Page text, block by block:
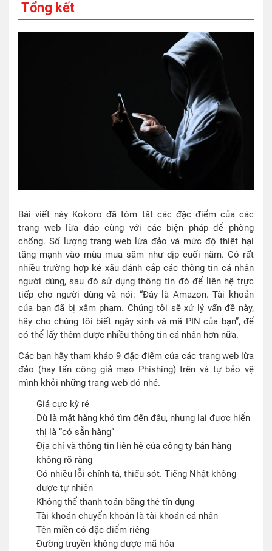
Tổng kết
Bài viết này Kokoro đã tóm tắt các đặc điểm của các
trang web lừa đảo cùng với các biện pháp để phòng
chống. Số lượng trang web lừa đảo và mức độ thiệt hại
tăng mạnh vào mùa mua sắm như dịp cuối năm. Có rất
nhiều trường hợp kẻ xấu đánh cắp các thông tin cá nhân
người dùng, sau đó sử dụng thông tin đó để liên hệ trực
tiếp cho người dùng và nói: “Đây là Amazon. Tài khoản
của bạn đã bị xâm phạm. Chúng tôi sẽ xử lý vấn đề này,
hãy cho chúng tôi biết ngày sinh và mã PIN của bạn”, để
có thể lấy thêm được nhiều thông tin cá nhân hơn nữa.
Các bạn hãy tham khảo 9 đặc điểm của các trang web lừa
đảo (hay tấn công giả mạo Phishing) trên và tự bảo vệ
mình khỏi những trang web đó nhé.
Giá cực kỳ rẻ
Dù là mặt hàng khó tìm đến đâu, nhưng lại được hiển
thị là “có sẵn hàng”
Địa chỉ và thông tin liên hệ của công ty bán hàng
không rõ ràng
Có nhiều lỗi chính tả, thiếu sót. Tiếng Nhật không
được tự nhiên
Không thể thanh toán bằng thẻ tín dụng
Tài khoản chuyển khoản là tài khoản cá nhân
Tên miền có đặc điểm riêng
Đường truyền không được mã hóa